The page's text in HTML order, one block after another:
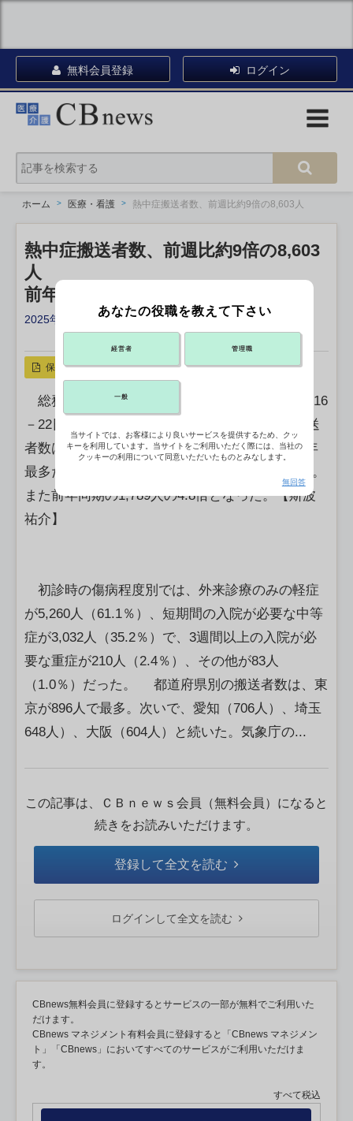
無料会員登録 ログイン
ホーム 医療・看護 熱中症搬送者数、前週比約9倍の8,603人
熱中症搬送者数、前週比約9倍の8,603
人
前年同期の約5倍 消防庁
2025年06月24日 19:40
リンクをコピー X ポスト
保存
総務省消防庁が24日公表した熱中症の1週間（16
－22⽇）の救急搬送状況の速報値によると、搬送
者数は前週比790.6％増の8,603人となり、2025年
最多だった1,171人（2－8日）を大きく上回った。
また前年同期の1,789人の4.8倍となった。【斯波
祐介】
初診時の傷病程度別では、外来診療のみの軽症
が5,260人（61.1％）、短期間の⼊院が必要な中等
症が3,032⼈（35.2％）で、3週間以上の⼊院が必
要な重症が210人（2.4％）、その他が83人
（1.0％）だった。 都道府県別の搬送者数は、東
京が896人で最多。次いで、愛知（706人）、埼玉
648⼈）、大阪（604人）と続いた。気象庁の...
この記事は、ＣＢｎｅｗｓ会員（無料会員）になると
続きをお読みいただけます。
登録して全文を読む
ログインして全文を読む
CBnews無料会員に登録するとサービスの一部が無料でご利用いた
だけます。
CBnews マネジメント有料会員に登録すると「CBnews マネジメン
ト」「CBnews」においてすべてのサービスがご利用いただけま
す。
すべて税込
あなたの役職を教えて下さい
経営者 管理職
一般
当サイトでは、お客様により良いサービスを提供するため、クッ
キーを利用しています。当サイトをご利用いただく際には、当社の
クッキーの利用について同意いただいたものとみなします。
無回答